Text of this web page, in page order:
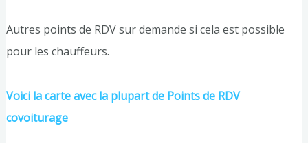
Autres points de RDV sur demande si cela est possible
pour les chauffeurs.
Voici la carte avec la plupart de Points de RDV
covoiturage